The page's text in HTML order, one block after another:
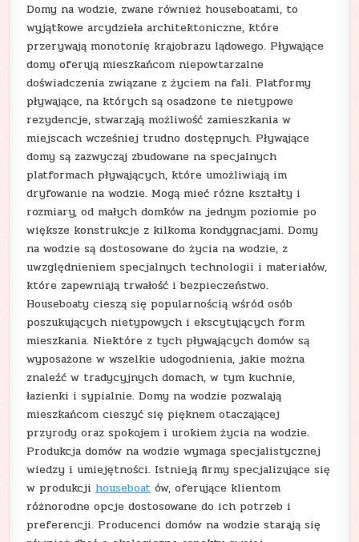
Domy na wodzie, zwane również houseboatami, to
wyjątkowe arcydzieła architektoniczne, które
przerywają monotonię krajobrazu lądowego. Pływające
domy oferują mieszkańcom niepowtarzalne
doświadczenia związane z życiem na fali. Platformy
pływające, na których są osadzone te nietypowe
rezydencje, stwarzają możliwość zamieszkania w
miejscach wcześniej trudno dostępnych. Pływające
domy są zazwyczaj zbudowane na specjalnych
platformach pływających, które umożliwiają im
dryfowanie na wodzie. Mogą mieć różne kształty i
rozmiary, od małych domków na jednym poziomie po
większe konstrukcje z kilkoma kondygnacjami. Domy
na wodzie są dostosowane do życia na wodzie, z
uwzględnieniem specjalnych technologii i materiałów,
które zapewniają trwałość i bezpieczeństwo.
Houseboaty cieszą się popularnością wśród osób
poszukujących nietypowych i ekscytujących form
mieszkania. Niektóre z tych pływających domów są
wyposażone w wszelkie udogodnienia, jakie można
znaleźć w tradycyjnych domach, w tym kuchnie,
łazienki i sypialnie. Domy na wodzie pozwalają
mieszkańcom cieszyć się pięknem otaczającej
przyrody oraz spokojem i urokiem życia na wodzie.
Produkcja domów na wodzie wymaga specjalistycznej
wiedzy i umiejętności. Istnieją firmy specjalizujące się
w produkcjihouseboatów, oferujące klientom
różnorodne opcje dostosowane do ich potrzeb i
preferencji. Producenci domów na wodzie starają się